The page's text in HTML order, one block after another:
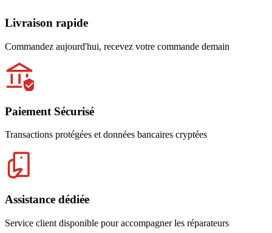
Livraison rapide
Commandez aujourd'hui, recevez votre commande demain
Paiement Sécurisé
Transactions protégées et données bancaires cryptées
Assistance dédiée
Service client disponible pour accompagner les réparateurs